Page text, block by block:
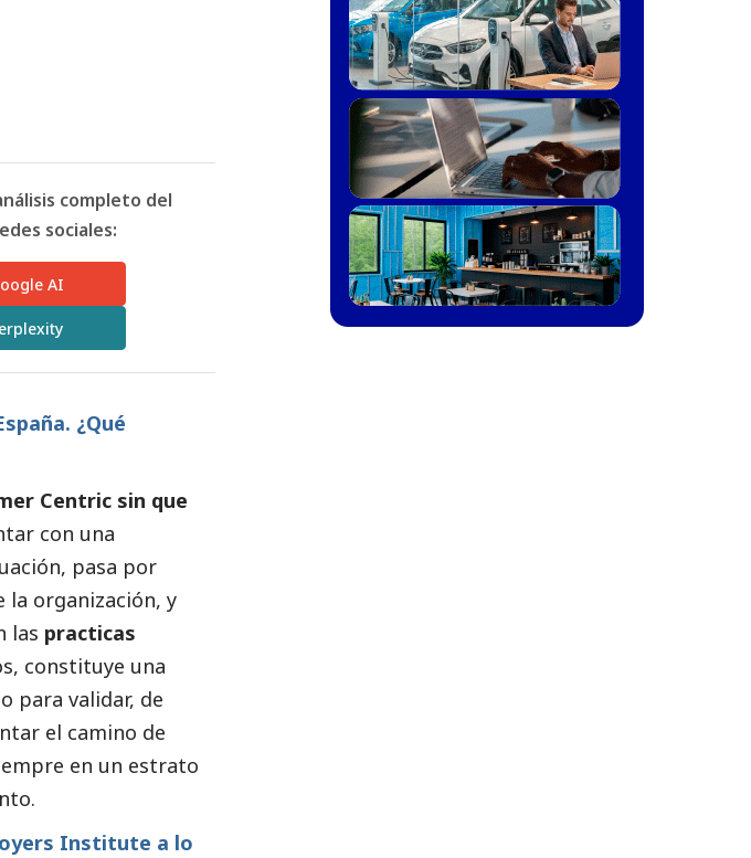
completo del
sociales:
AI
¿Qué
Centric sin que
con una
pasa por
organización, y
las practicas
constituye una
para validar, de
el camino de
en un estrato
Institute a lo